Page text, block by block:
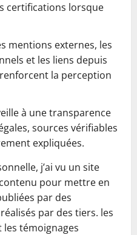
certifications lorsque
mentions externes, les
et les liens depuis
la perception
à une transparence
sources vérifiables
expliquées.
j’ai vu un site
pour mettre en
par des
par des tiers. les
témoignages